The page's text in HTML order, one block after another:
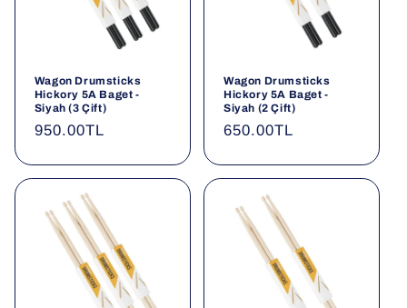
Wagon Drumsticks
Hickory 5A Baget -
Siyah (3 Çift)
Normal
950.00TL
Wagon Drumsticks
Hickory 5A Baget -
Siyah (2 Çift)
Normal
650.00TL